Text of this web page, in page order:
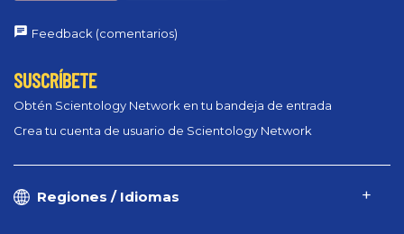
Feedback (comentarios)
SUSCRÍBETE
Obtén Scientology Network en tu bandeja de entrada
Crea tu cuenta de usuario de Scientology Network
Regiones / Idiomas